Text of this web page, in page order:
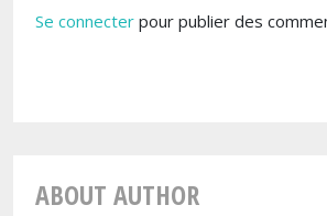
Se connecter pour publier des
ABOUT AUTHOR